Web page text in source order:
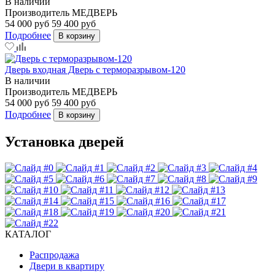
Производитель МЕДВЕРЬ
54 000 руб 59 400 руб
Подробнее
В корзину
Дверь входная Дверь с терморазрывом-120
В наличии
Производитель МЕДВЕРЬ
54 000 руб 59 400 руб
Подробнее
В корзину
Установка дверей
КАТАЛОГ
Распродажа
Двери в квартиру